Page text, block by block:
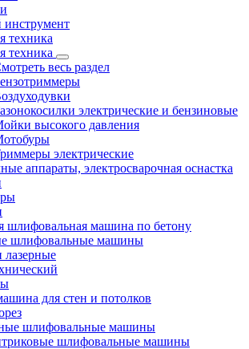
инструмент
техника
техника
весь раздел
электрические и бензиновые
высокого давления
электрические
аппараты, электросварочная оснастка
шлифовальная машина по бетону
шлифовальные машины
лазерные
для стен и потолков
шлифовальные машины
шлифовальные машины